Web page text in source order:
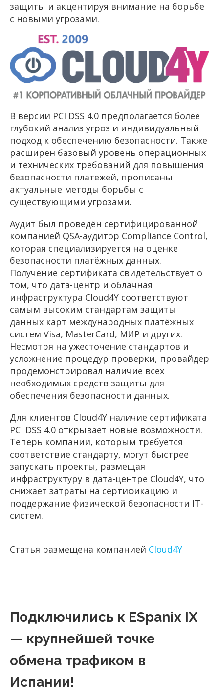
защиты и акцентируя внимание на борьбе
с новыми угрозами.
В версии PCI DSS 4.0 предполагается более
глубокий анализ угроз и индивидуальный
подход к обеспечению безопасности. Также
расширен базовый уровень операционных
и технических требований для повышения
безопасности платежей, прописаны
актуальные методы борьбы с
существующими угрозами.
Аудит был проведён сертифицированной
компанией QSA-аудитор Compliance Control,
которая специализируется на оценке
безопасности платёжных данных.
Получение сертификата свидетельствует о
том, что дата-центр и облачная
инфраструктура Cloud4Y соответствуют
самым высоким стандартам защиты
данных карт международных платёжных
систем Visa, MasterCard, МИР и других.
Несмотря на ужесточение стандартов и
усложнение процедур проверки, провайдер
продемонстрировал наличие всех
необходимых средств защиты для
обеспечения безопасности данных.
Для клиентов Cloud4Y наличие сертификата
PCI DSS 4.0 открывает новые возможности.
Теперь компании, которым требуется
соответствие стандарту, могут быстрее
запускать проекты, размещая
инфраструктуру в дата-центре Cloud4Y, что
снижает затраты на сертификацию и
поддержание физической безопасности IT-
систем.
Статья размещена компанией Cloud4Y
Подключились к ESpanix IX
— крупнейшей точке
обмена трафиком в
Испании!